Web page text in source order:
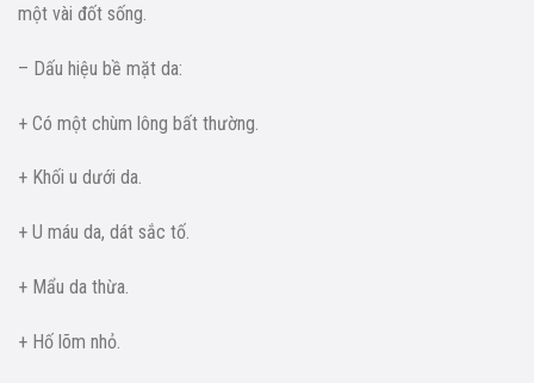
một vài đốt sống.
– Dấu hiệu bề mặt da:
+ Có một chùm lông bất thường.
+ Khối u dưới da.
+ U máu da, dát sắc tố.
+ Mẩu da thừa.
+ Hố lõm nhỏ.